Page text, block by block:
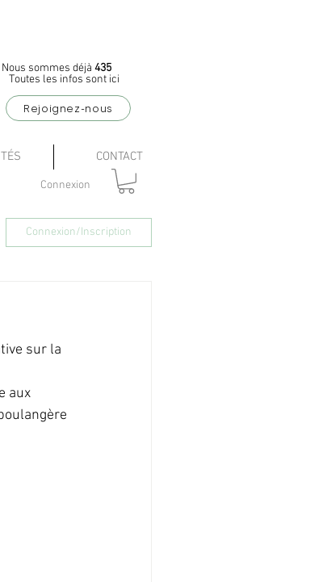
Rejoignez-nous
Nous sommes déjà 435
Toutes les infos sont ici
CONTACT
Connexion
Connexion/Inscription
sur la
aux